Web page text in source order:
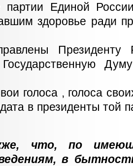
Единой
здоровье ради
Президенту
голоса , голоса
в президенты той
что, по
в